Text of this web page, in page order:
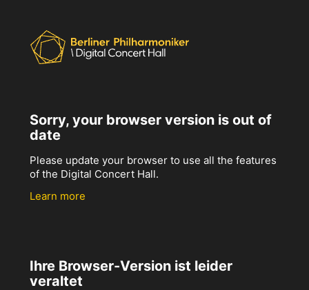
Sorry, your browser version is out of
date
Please update your browser to use all the features
of the Digital Concert Hall.
Learn more
Ihre Browser-Version ist leider
veraltet